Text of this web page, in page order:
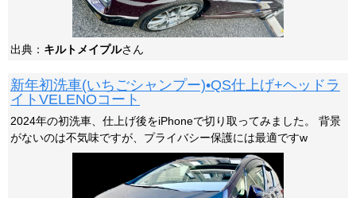
出典： キルトメイプルさん
新年初洗車(いちごシャンプー)•QS仕上げ+ヘッドラ
イトVELENOコート
2024年の初洗車、仕上げ後をiPhoneで切り取ってみました。 背景
がないのは不気味ですが、プライバシー保護には最適ですw